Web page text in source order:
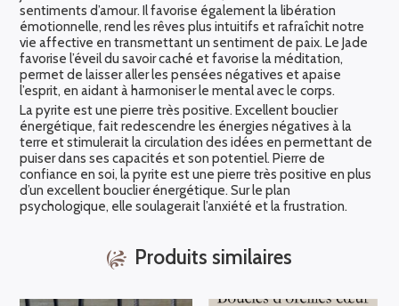
sentiments d’amour. Il favorise également la libération
émotionnelle, rend les rêves plus intuitifs et rafraîchit notre
vie affective en transmettant un sentiment de paix. Le Jade
favorise l’éveil du savoir caché et favorise la méditation,
permet de laisser aller les pensées négatives et apaise
l’esprit, en aidant à harmoniser le mental avec le corps.
La pyrite est une pierre très positive. Excellent bouclier
énergétique, fait redescendre les énergies négatives à la
terre et stimulerait la circulation des idées en permettant de
puiser dans ses capacités et son potentiel. Pierre de
confiance en soi, la pyrite est une pierre très positive en plus
d’un excellent bouclier énergétique. Sur le plan
psychologique, elle soulagerait l’anxiété et la frustration.
Produits similaires